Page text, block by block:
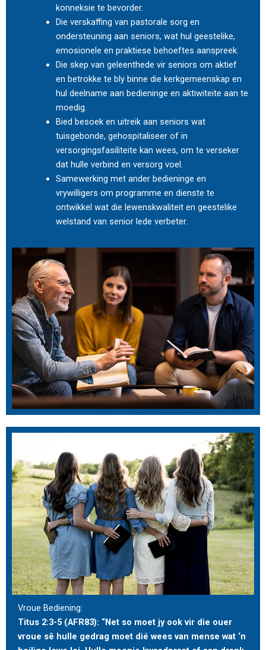
konneksie te bevorder.
Die verskaffing van pastorale sorg en
ondersteuning aan seniors, wat hul geestelike,
emosionele en praktiese behoeftes aanspreek.
Die skep van geleenthede vir seniors om aktief
en betrokke te bly binne die kerkgemeenskap en
hul deelname aan bedieninge en aktiwiteite aan te
moedig.
Bied besoek en uitreik aan seniors wat
tuisgebonde, gehospitaliseer of in
versorgingsfasiliteite kan wees, om te verseker
dat hulle verbind en versorg voel.
Samewerking met ander bedieninge en
vrywilligers om programme en dienste te
ontwikkel wat die lewenskwaliteit en geestelike
welstand van senior lede verbeter.
Vroue Bediening:
Titus 2:3-5 (AFR83): “Net so moet jy ook vir die ouer
vroue sê hulle gedrag moet dié wees van mense wat ‘n